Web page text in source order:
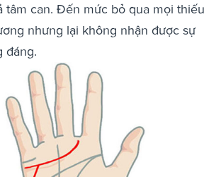
tâm can. Đến mức bỏ qua mọi thiếu
nhưng lại không nhận được sự
đáng.